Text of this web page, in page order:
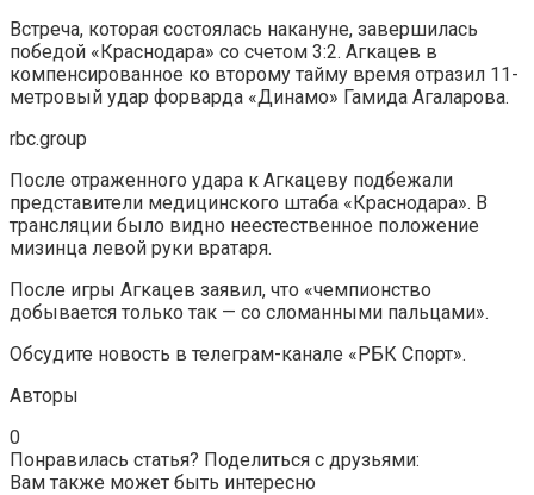
Встреча, которая состоялась накануне, завершилась
победой «Краснодара» со счетом 3:2. Агкацев в
компенсированное ко второму тайму время отразил 11-
метровый удар форварда «Динамо» Гамида Агаларова.
rbc.group
После отраженного удара к Агкацеву подбежали
представители медицинского штаба «Краснодара». В
трансляции было видно неестественное положение
мизинца левой руки вратаря.
После игры Агкацев заявил, что «чемпионство
добывается только так — со сломанными пальцами».
Обсудите новость в телеграм-канале «РБК Спорт».
Авторы
0
Понравилась статья? Поделиться с друзьями:
Вам также может быть интересно